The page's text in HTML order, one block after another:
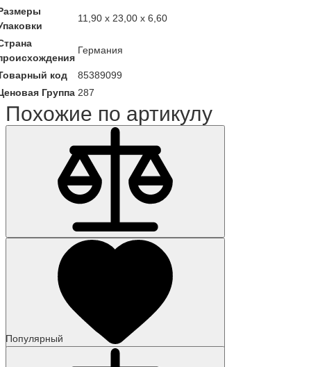
11,90 x 23,00 x 6,60
Германия
код
85389099
Группа 287
Похожие по артикулу
Популярный